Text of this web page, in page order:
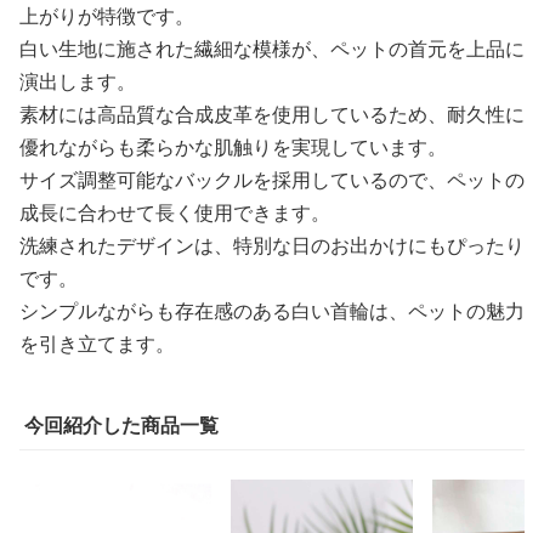
上がりが特徴です。
白い生地に施された繊細な模様が、ペットの首元を上品に
演出します。
素材には高品質な合成皮革を使用しているため、耐久性に
優れながらも柔らかな肌触りを実現しています。
サイズ調整可能なバックルを採用しているので、ペットの
成長に合わせて長く使用できます。
洗練されたデザインは、特別な日のお出かけにもぴったり
です。
シンプルながらも存在感のある白い首輪は、ペットの魅力
を引き立てます。
今回紹介した商品一覧